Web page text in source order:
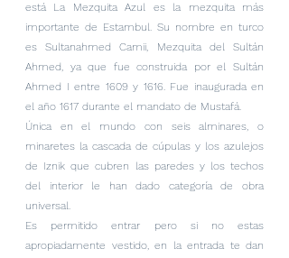
está La Mezquita Azul es la mezquita más
importante de Estambul. Su nombre en turco
es Sultanahmed Camii, Mezquita del Sultán
Ahmed, ya que fue construida por el Sultán
Ahmed I entre 1609 y 1616. Fue inaugurada en
el año 1617 durante el mandato de Mustafá.
Única en el mundo con seis alminares, o
minaretes la cascada de cúpulas y los azulejos
de Iznik que cubren las paredes y los techos
del interior le han dado categoría de obra
universal.
Es permitido entrar pero si no estas
apropiadamente vestido, en la entrada te dan